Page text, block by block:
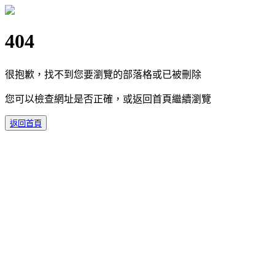
404
很抱歉，找不到您要瀏覽的部落格或已被刪除
您可以檢查網址是否正確，或返回首頁繼續瀏覽
返回首頁